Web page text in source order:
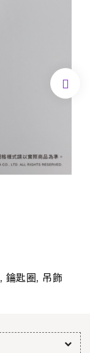

, 鑰匙圈 , 吊飾